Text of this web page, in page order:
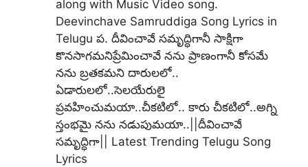
along with Music Video song.
Deevinchave Samruddiga Song Lyrics in
Telugu ప. దీవించావే సమృద్ధిగానీ సాక్షిగా
కొనసాగమనిప్రేమించావే నను ప్రాణంగానీ కోసమే
నను బ్రతకమని దారులలో..
ఏడారులలో..సెలయేరులై
ప్రవహించుమయా..చీకటిలో.. కారు చీకటిలో..అగ్ని
స్తంభమై నను నడుపుమయా..||దీవించావే
సమృద్ధిగా|| Latest Trending Telugu Song
Lyrics